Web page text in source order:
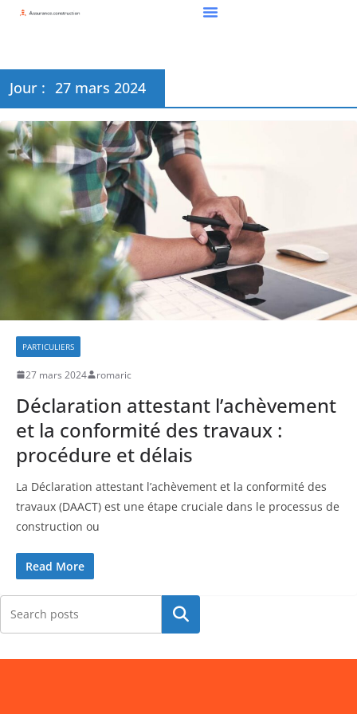
Jour : 27 mars 2024
PARTICULIERS
27 mars 2024 romaric
Déclaration attestant l’achèvement
et la conformité des travaux :
procédure et délais
La Déclaration attestant l’achèvement et la conformité des
travaux (DAACT) est une étape cruciale dans le processus de
construction ou
Read More
Rechercher